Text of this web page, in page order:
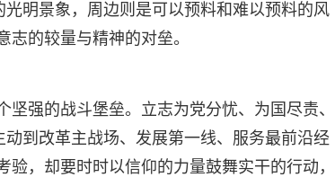
明景象，周边则是可以预料和难以预料的风
的较量与精神的对垒。
强的战斗堡垒。立志为党分忧、为国尽责、
到改革主战场、发展第一线、服务最前沿经
，却要时时以信仰的力量鼓舞实干的行动，